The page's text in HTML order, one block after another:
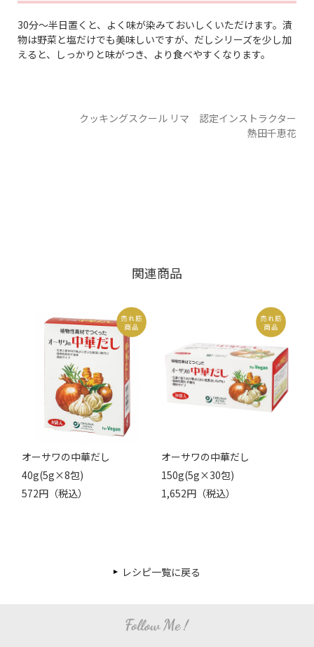
30分～半日置くと、よく味が染みておいしくいただけます。漬
物は野菜と塩だけでも美味しいですが、だしシリーズを少し加
えると、しっかりと味がつき、より食べやすくなります。
クッキングスクール リマ 認定インストラクター
熱田千恵花
関連商品
オーサワの中華だし
40g(5g×8包)
572円（税込）
オーサワの中華だし
150g(5g×30包)
1,652円（税込）
レシピ一覧に戻る